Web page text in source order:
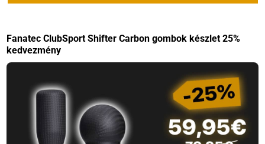
Fanatec ClubSport Shifter Carbon gombok készlet 25%
kedvezmény